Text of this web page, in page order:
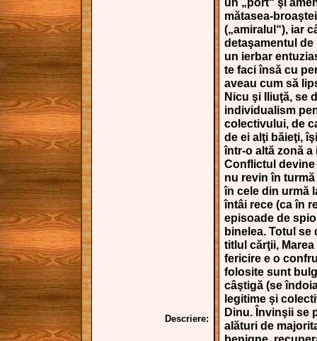
Descriere:
mătasea-
(„amiralul“), iar
detaşamentul
un ierbar
te faci însă cu
aveau cum să
Nicu şi Iliuţă, se
individualism
colectivului, de
de ei alţi băieţi,
într-o altă zonă a
Conflictul
nu revin în
în cele din urmă
întâi rece (ca în
episoade de
binelea. Totul se
titlul cărţii,
fericire e o
folosite sunt
câştigă (se
legitime şi
Dinu. Învinşii se
alături de